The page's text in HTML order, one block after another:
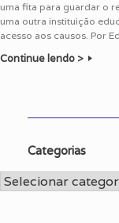
uma fita para guardar o
uma outra instituição
acesso aos causos. Por
Continue lendo >
Categorias
Categorias